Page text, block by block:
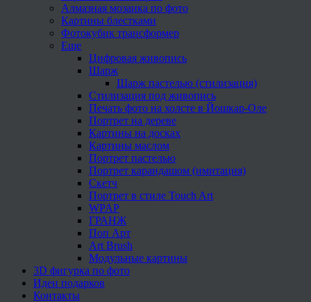
Алмазная мозаика по фото
Картины блестками
Фотокубик трансформер
Еще
Цифровая живопись
Шарж
Шарж пастелью (стилизация)
Стилизация под живопись
Печать фото на холсте в Йошкар-Оле
Портрет на дереве
Картины на досках
Картины маслом
Портрет пастелью
Портрет карандашом (имитация)
Скетч
Портрет в стиле Touch Art
WPAP
ГРАНЖ
Поп Арт
Art Brush
Модульные картины
3D фигурка по фото
Идеи подарков
Контакты